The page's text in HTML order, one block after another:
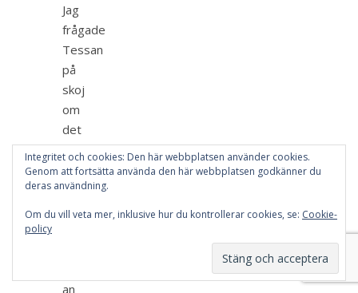
Jag
frågade
Tessan
på
skoj
om
det
inte
är
så
att
an
Integritet och cookies: Den här webbplatsen använder cookies.
Genom att fortsätta använda den här webbplatsen godkänner du
deras användning.
Om du vill veta mer, inklusive hur du kontrollerar cookies, se: Cookie-
policy